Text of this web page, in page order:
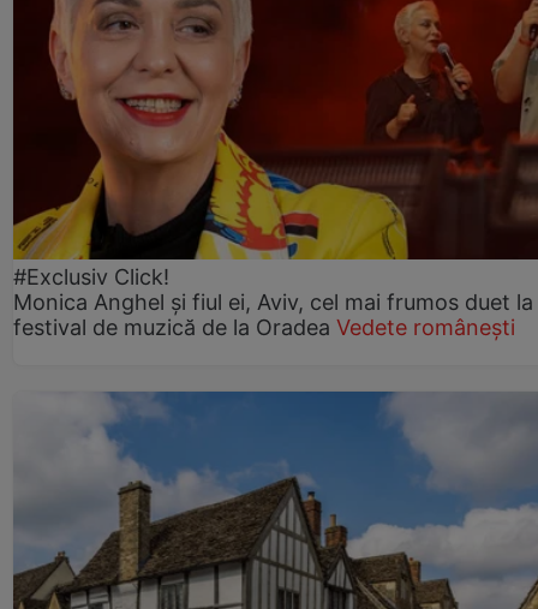
#Exclusiv Click!
Monica Anghel și fiul ei, Aviv, cel mai frumos duet la
festival de muzică de la Oradea Vedete românești